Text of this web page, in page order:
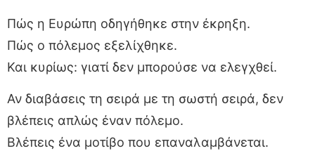
Πώς η Ευρώπη οδηγήθηκε στην έκρηξη.
Πώς ο πόλεμος εξελίχθηκε.
Και κυρίως: γιατί δεν μπορούσε να ελεγχθεί.
Αν διαβάσεις τη σειρά με τη σωστή σειρά, δεν
βλέπεις απλώς έναν πόλεμο.
Βλέπεις ένα μοτίβο που επαναλαμβάνεται.